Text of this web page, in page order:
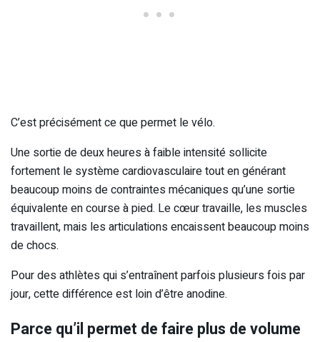
C’est précisément ce que permet le vélo.
Une sortie de deux heures à faible intensité sollicite
fortement le système cardiovasculaire tout en générant
beaucoup moins de contraintes mécaniques qu’une sortie
équivalente en course à pied. Le cœur travaille, les muscles
travaillent, mais les articulations encaissent beaucoup moins
de chocs.
Pour des athlètes qui s’entraînent parfois plusieurs fois par
jour, cette différence est loin d’être anodine.
Parce qu’il permet de faire plus de volume